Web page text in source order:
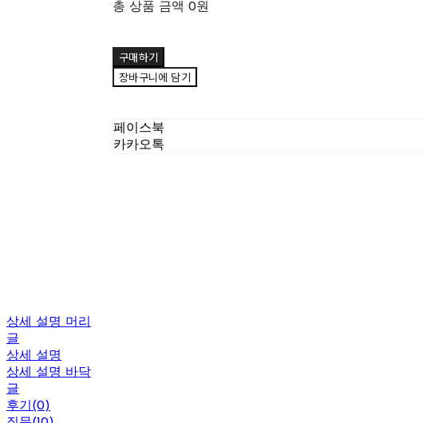
총 상품 금액 0원
구매하기
장바구니에 담기
페이스북
카카오톡
상세 설명 머리
글
상세 설명
상세 설명 바닥
글
후기(0)